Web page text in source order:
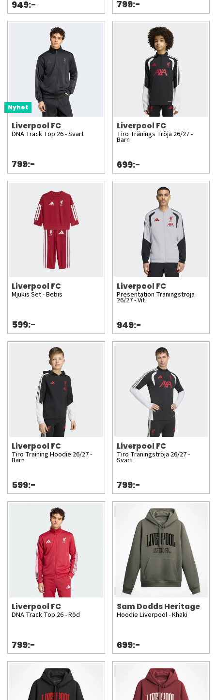
949:- 799:-
Nyhet
Liverpool FC
DNA Track Top 26 - Svart
799:-
Liverpool FC
Tiro Tränings Tröja 26/27 -
Barn
699:-
Liverpool FC
Mjukis Set - Bebis
599:-
Liverpool FC
Presentation Träningströja
26/27 - Vit
949:-
Liverpool FC
Tiro Training Hoodie 26/27 -
Barn
599:-
Liverpool FC
Tiro Träningströja 26/27 -
Svart
799:-
Liverpool FC
DNA Track Top 26 - Röd
799:-
Sam Dodds Heritage
Hoodie Liverpool - Khaki
699:-